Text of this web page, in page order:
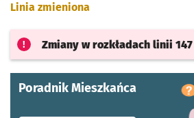
Linia zmieniona
Zmiany w rozkładach linii 147
Poradnik Mieszkańca